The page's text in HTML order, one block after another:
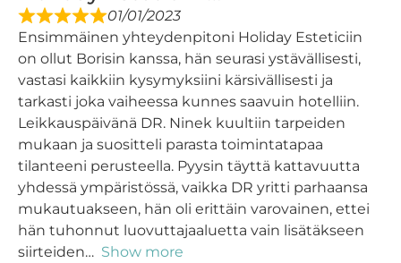
01/01/2023
Ensimmäinen yhteydenpitoni Holiday Esteticiin
on ollut Borisin kanssa, hän seurasi ystävällisesti,
vastasi kaikkiin kysymyksiini kärsivällisesti ja
tarkasti joka vaiheessa kunnes saavuin hotelliin.
Leikkauspäivänä DR. Ninek kuultiin tarpeiden
mukaan ja suositteli parasta toimintatapaa
tilanteeni perusteella. Pyysin täyttä kattavuutta
yhdessä ympäristössä, vaikka DR yritti parhaansa
mukautuakseen, hän oli erittäin varovainen, ettei
hän tuhonnut luovuttajaaluetta vain lisätäkseen
siirteiden
Show more